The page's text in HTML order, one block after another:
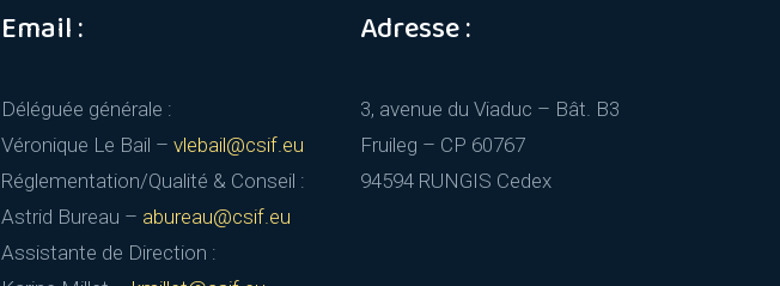
Email :
Déléguée générale :
Véronique Le Bail – vlebail@csif.eu
Réglementation/Qualité & Conseil :
Astrid Bureau – abureau@csif.eu
Assistante de Direction :
Adresse :
3, avenue du Viaduc – Bât. B3
Fruileg – CP 60767
94594 RUNGIS Cedex